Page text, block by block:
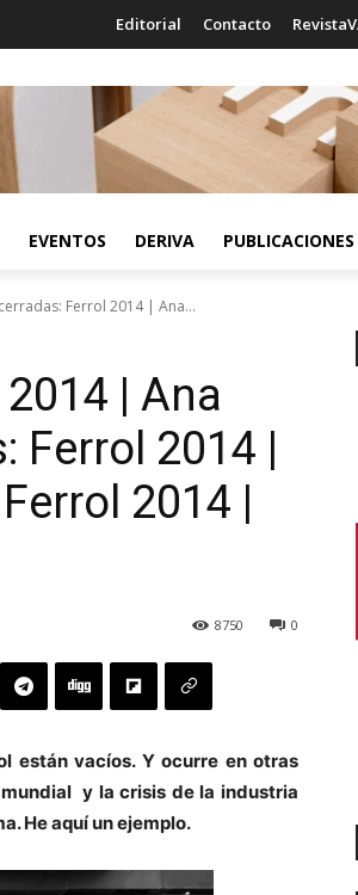
Editorial Contacto
EVENTOS DERIVA PUBLICACIONES
Ferrol 2014 | Ana...
| Ana
Ferrol 2014 |
2014 |
0
8750
están vacíos. Y ocurre en otras
y la crisis de la industria
He aquí un ejemplo.